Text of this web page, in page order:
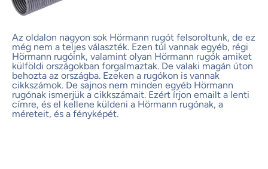
Az oldalon nagyon sok Hörmann rugót felsoroltunk, de ez
még nem a teljes választék. Ezen túl vannak egyéb, régi
Hörmann rugóink, valamint olyan Hörmann rugók amiket
külföldi országokban forgalmaztak. De valaki magán úton
behozta az országba. Ezeken a rugókon is vannak
cikkszámok. De sajnos nem minden egyéb Hörmann
rugónak ismerjük a cikkszámait. Ezért írjon emailt a lenti
címre, és el kellene küldeni a Hörmann rugónak, a
méreteit, és a fényképét.